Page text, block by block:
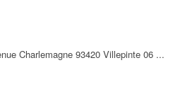
Charlemagne 93420 Villepinte 06 ...